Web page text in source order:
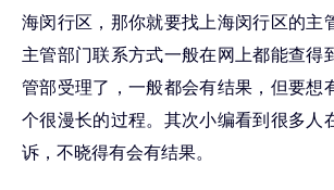
海闵行区，那你就要找 上海闵行区的主
主管部门联系方式一般在网上都能查得
管部受理了，一般都会有结果，但要想
个很漫长的过程。其次小编看到很多人
诉，不晓得有会有结果。